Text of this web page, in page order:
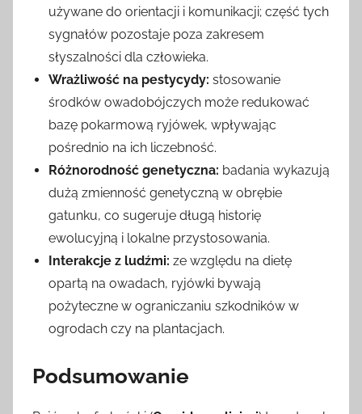
używane do orientacji i komunikacji; część tych
sygnałów pozostaje poza zakresem
słyszalności dla człowieka.
Wrażliwość na pestycydy: stosowanie
środków owadobójczych może redukować
bazę pokarmową ryjówek, wpływając
pośrednio na ich liczebność.
Różnorodność genetyczna: badania wykazują
dużą zmienność genetyczną w obrębie
gatunku, co sugeruje długą historię
ewolucyjną i lokalne przystosowania.
Interakcje z ludźmi: ze względu na dietę
opartą na owadach, ryjówki bywają
pożyteczne w ograniczaniu szkodników w
ogrodach czy na plantacjach.
Podsumowanie